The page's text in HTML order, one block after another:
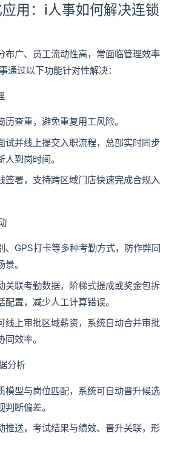
用：i人事如何解决连锁
布广、员工流动性高，常面临管理效率
通过以下功能针对性解决：
历查重，避免重复用工风险。
试并线上提交入职流程，总部实时同步
到岗时间。
签署，支持跨区域门店快速完成合规入
、GPS打卡等多种考勤方式，防作弊同
。
关联考勤数据，阶梯式提成或奖金包拆
配置，减少人工计算错误。
线上审批区域薪资，系统自动合并审批
效率。
分析
模型与岗位匹配，系统可自动晋升候选
判断偏差。
推送，考试结果与绩效、晋升关联，形